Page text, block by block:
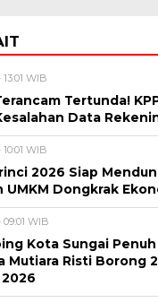
WIB
Tertunda!
Data
WIB
2026 Siap
UMKM Dongkrak
WIB
Kota Sungai
Mutiara Risti Borong